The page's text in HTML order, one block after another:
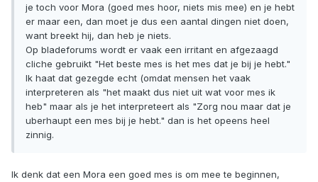
je toch voor Mora (goed mes hoor, niets mis mee) en je hebt
er maar een, dan moet je dus een aantal dingen niet doen,
want breekt hij, dan heb je niets.
Op bladeforums wordt er vaak een irritant en afgezaagd
cliche gebruikt "Het beste mes is het mes dat je bij je hebt."
Ik haat dat gezegde echt (omdat mensen het vaak
interpreteren als "het maakt dus niet uit wat voor mes ik
heb" maar als je het interpreteert als "Zorg nou maar dat je
uberhaupt een mes bij je hebt." dan is het opeens heel
zinnig.
Ik denk dat een Mora een goed mes is om mee te beginnen,